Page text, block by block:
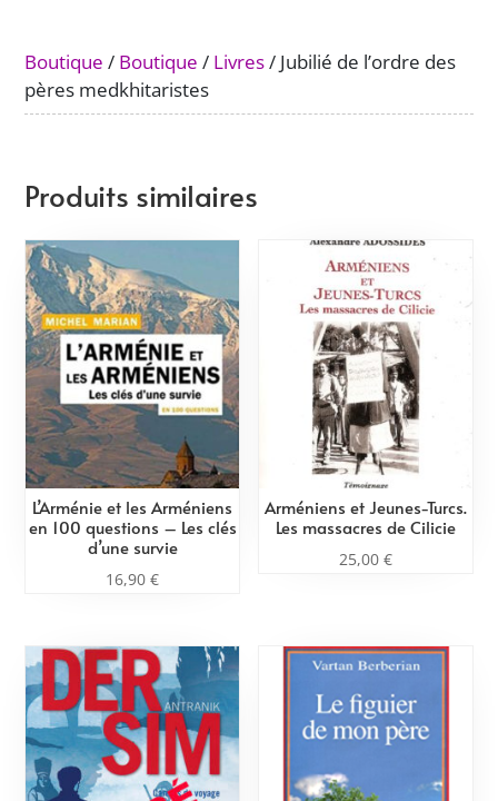
Boutique / Boutique / Livres/ Jubilié de l’ordre des
pères medkhitaristes
Produits similaires
L’Arménie et les Arméniens
en 100 questions – Les clés
d’une survie
16,90€
Arméniens et Jeunes-Turcs.
Les massacres de Cilicie
25,00 €